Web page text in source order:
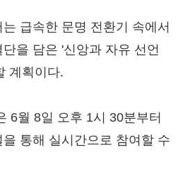
급속한 문명 전환기 속에서
을 담은 '신앙과 자유 선언
계획이다.
6월 8일 오후 1시 30분부터
통해 실시간으로 참여할 수